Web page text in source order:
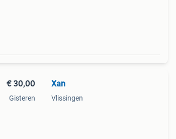
€ 30,00
Gisteren
Xan
Vlissingen